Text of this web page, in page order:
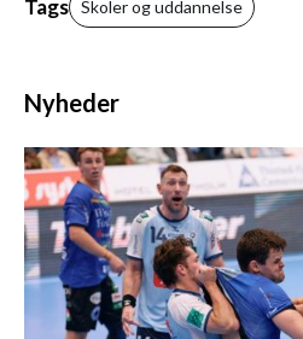
Tags Skoler og uddannelse
Nyheder